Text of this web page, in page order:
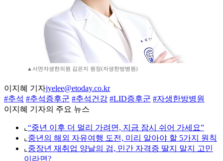
▲서면자생한의원 김은지 원장(자생한방병원)
이지혜 기자jyelee@etoday.co.kr
#추석 #추석증후군 #추석건강 #LID증후군 #자생한방병원
이지혜 기자의 주요 뉴스
⌞ “중년 이후 더 멀리 가려면, 지금 잠시 쉬어 가세요”
⌞ 중년의 해외 자유여행 도전, 미리 알아야 할 5가지 원칙
⌞ 중장년 재취업 양날의 검, 민간 자격증 딸지 말지 고민
이라면?